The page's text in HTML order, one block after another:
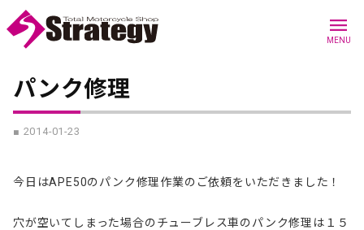
menu
MENU
パンク修理
■ 2014-01-23
今日はAPE50のパンク修理作業のご依頼をいただきました！
穴が空いてしまった場合のチューブレス車のパンク修理は１５